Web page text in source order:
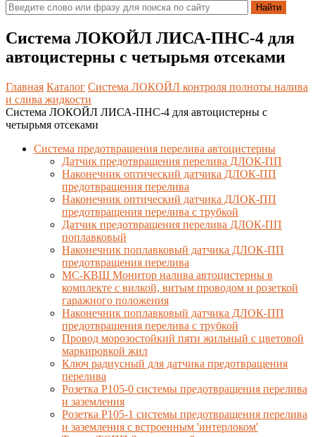
Система ЛОКОЙЛ ЛИСА-ПНС-4 для
автоцистерны с четырьмя отсеками
Главная Каталог Система ЛОКОЙЛ контроля полноты налива
и слива жидкости
Система ЛОКОЙЛ ЛИСА-ПНС-4 для автоцистерны с
четырьмя отсеками
Система предотвращения перелива автоцистерны
Датчик предотвращения перелива ДЛОК-ПП
Наконечник оптический датчика ДЛОК-ПП
предотвращения перелива
Наконечник оптический датчика ДЛОК-ПП
предотвращения перелива с трубкой
Датчик предотвращения перелива ДЛОК-ПП
поплавковый
Наконечник поплавковый датчика ДЛОК-ПП
предотвращения перелива
МС-КВШ Монитор налива автоцистерны в
комплекте с вилкой, витым проводом и розеткой
гаражного положения
Наконечник поплавковый датчика ДЛОК-ПП
предотвращения перелива с трубкой
Провод морозостойкий пяти жильный с цветовой
маркировкой жил
Ключ радиусный для датчика предотвращения
перелива
Розетка Р105-0 системы предотвращения перелива
и заземления
Розетка Р105-1 системы предотвращения перелива
и заземления с встроенным 'интерлоком'